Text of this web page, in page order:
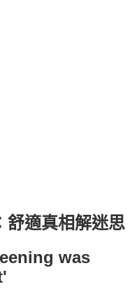
舒適真相解迷思
was